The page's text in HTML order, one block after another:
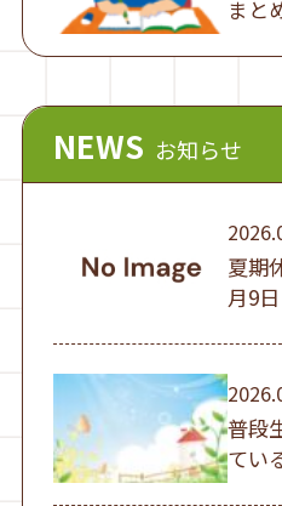
まと
NEWS お知らせ
夏期
月9
普段
てい
①）